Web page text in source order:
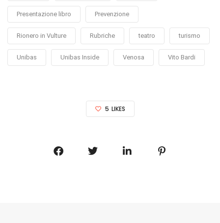
Presentazione libro Prevenzione
Rionero in Vulture Rubriche teatro turismo
Unibas Unibas Inside Venosa Vito Bardi
5 LIKES